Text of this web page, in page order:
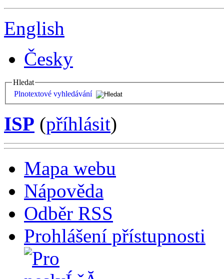
English
Česky
Hledat
Plnotextové vyhledávání
ISP (příhlásit)
Mapa webu
Nápověda
Odběr RSS
Prohlášení přístupnosti